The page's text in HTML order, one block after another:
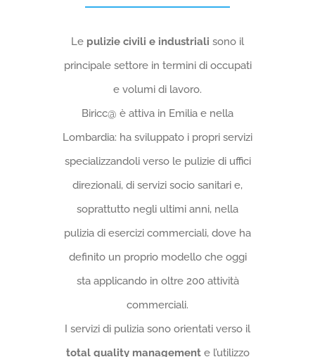
Le pulizie civili e industriali sono il
principale settore in termini di occupati
e volumi di lavoro.
Biricc@ è attiva in Emilia e nella
Lombardia: ha sviluppato i propri servizi
specializzandoli verso le pulizie di uffici
direzionali, di servizi socio sanitari e,
soprattutto negli ultimi anni, nella
pulizia di esercizi commerciali, dove ha
definito un proprio modello che oggi
sta applicando in oltre 200 attività
commerciali.
I servizi di pulizia sono orientati verso il
total quality managemente l’utilizzo